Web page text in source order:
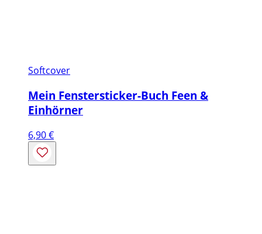
Softcover
Mein Fenstersticker-Buch Feen &
Einhörner
6,90€